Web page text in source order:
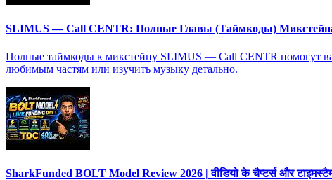
SLIMUS — Call CENTR: Полные Главы (Таймкоды)
Полные таймкоды к микстейпу SLIMUS — Call CENTR помогут
любимым частям или изучить музыку детально.
SharkFunded BOLT Model Review 2026 | वीडियो के चैप्टर्स और